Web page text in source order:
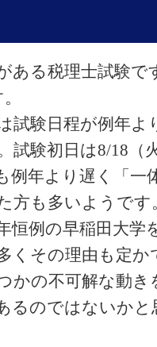
ある税理士試験で
試験日程が例年
試験初日は8/18（
例年より遅く「一
方も多いようで
恒例の早稲田大学
くその理由も定
かの不可解な動
るのではないかと